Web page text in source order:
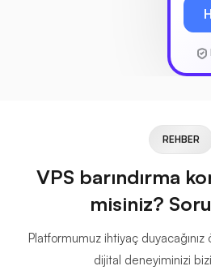
REHBER
VPS barındırma
misiniz?
Platformumuz ihtiyaç duyacağınız
dijital deneyiminizi